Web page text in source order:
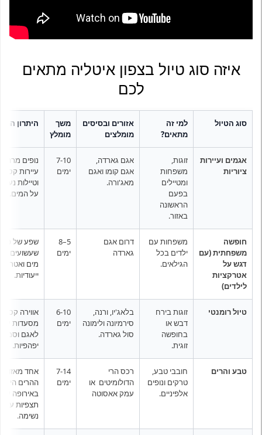
איזה סוג טיול בצפון איטליה מתאים
לכם
סוג הטיול
למי זה
מתאים?
אזורים ובסיסים
מומלצים
משך
מומלץ
היתרון
אגמים ועיירות
ציוריות
זוגות,
משפחות
ומטיילים
בפעם
הראשונה
באזור.
אגם גארדה,
אגם קומו ואגם
מאג'ורה.
7-10
ימים
נופים
עיירות
וטיילות
על המים.
חופשה
משפחתית (עם
דגש על
אטרקציות
לילדים)
משפחות עם
ילדים בכל
הגילאים.
דרום אגם
גארדה
5–8
ימים
שפע של
שעשועים,
מים
ייעודיות.
טיול רומנטי
זוגות בירח
דבש או
בחופשה
זוגית.
בלאג'יו, ורנה,
סירמיונה ולימונה
סול גארדה.
6-10
ימים
אווירה
מסעדות עם
לאגם
יפהפיות.
טבע והרים
חובבי טבע,
טרקים ונופים
אלפיניים.
רכס הרי
הדולומיטים או
עמק אאסוטה
7-14
ימים
אחד מאזורי
ההרים
באירופה עם
תצפיות
נשימה.